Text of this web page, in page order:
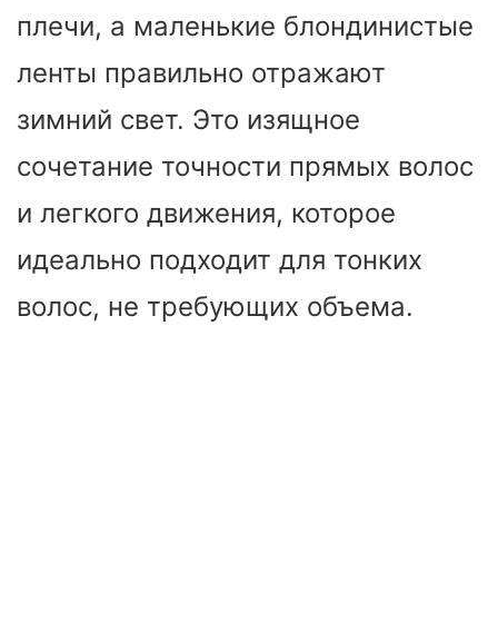
плечи, а маленькие блондинистые
ленты правильно отражают
зимний свет. Это изящное
сочетание точности прямых волос
и легкого движения, которое
идеально подходит для тонких
волос, не требующих объема.